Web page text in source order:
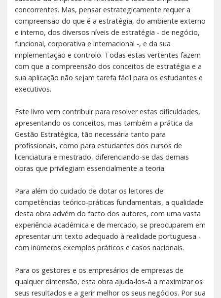
concorrentes. Mas, pensar estrategicamente requer a
compreensão do que é a estratégia, do ambiente externo
e interno, dos diversos níveis de estratégia - de negócio,
funcional, corporativa e internacional -, e da sua
implementação e controlo. Todas estas vertentes fazem
com que a compreensão dos conceitos de estratégia e a
sua aplicação não sejam tarefa fácil para os estudantes e
executivos.
Este livro vem contribuir para resolver estas dificuldades,
apresentando os conceitos, mas também a prática da
Gestão Estratégica, tão necessária tanto para
profissionais, como para estudantes dos cursos de
licenciatura e mestrado, diferenciando-se das demais
obras que privilegiam essencialmente a teoria.
Para além do cuidado de dotar os leitores de
competências teórico-práticas fundamentais, a qualidade
desta obra advém do facto dos autores, com uma vasta
experiência académica e de mercado, se preocuparem em
apresentar um texto adequado à realidade portuguesa -
com inúmeros exemplos práticos e casos nacionais.
Para os gestores e os empresários de empresas de
qualquer dimensão, esta obra ajuda-los-á a maximizar os
seus resultados e a gerir melhor os seus negócios. Por sua